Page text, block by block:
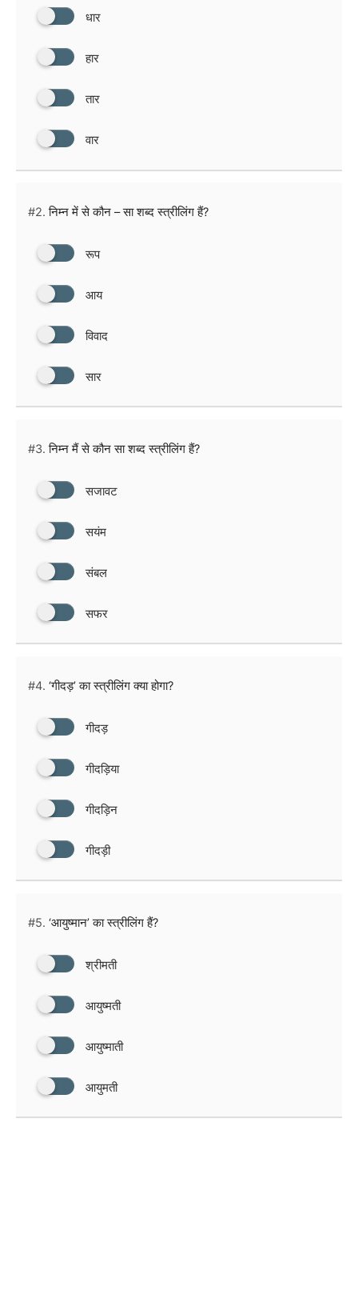
धार
हार
तार
वार
#2. निम्न में से कौन – सा शब्द स्त्रीलिंग हैं?
रूप
आय
विवाद
सार
#3. निम्न मैं से कौन सा शब्द स्त्रीलिंग हैं?
सजावट
सयंम
संबल
सफर
#4. ‘गीदड़’ का स्त्रीलिंग क्या होगा?
गीदड़
गीदड़िया
गीदड़िन
गीदड़ी
#5. ‘आयुष्मान’ का स्त्रीलिंग हैं?
श्रीमती
आयुष्मती
आयुष्माती
आयुमती